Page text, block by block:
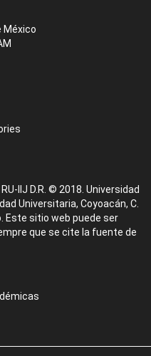
México
IIJ D.R. © 2018. Universidad
Universitaria, Coyoacán, C.
Este sitio web puede ser
que se cite la fuente de